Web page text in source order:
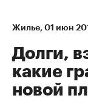
Жилье⁠, 01 июн
Долги,
какие
новой